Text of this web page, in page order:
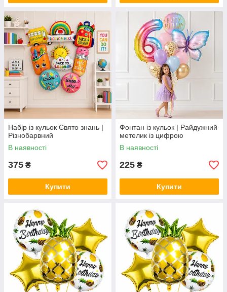
Набір із кульок Свято знань |
Різнобарвний
В наявності
375 ₴
Купити
Фонтан із кульок | Райдужний
метелик із цифрою
В наявності
225 ₴
Купити